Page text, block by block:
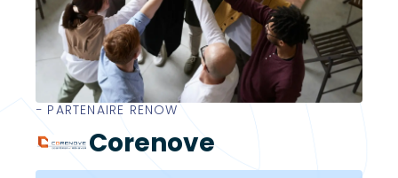
− PARTENAIRE RENOW
Corenove